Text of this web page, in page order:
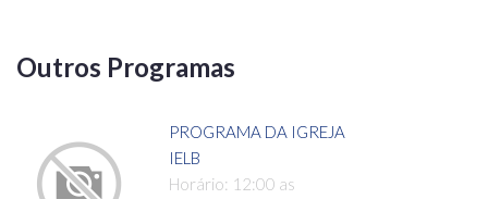
Outros Programas
PROGRAMA DA IGREJA
IELB
Horário: 12:00 as